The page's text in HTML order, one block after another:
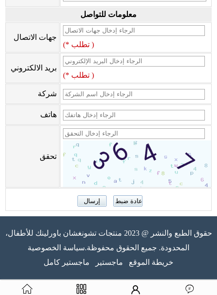
معلومات للتواصل
جهات الاتصال
(* تطلب )
بريد الالكتروني
(* تطلب )
شركة
هاتف
تحقق
حقوق الطبع والنشر @ 2023 منتجات تشونغشان باورلينك للأطفال،
المحدودة. جميع الحقوق محفوظة.سياسة الخصوصية
خريطة الموقع
ماجستير ماجستير كامل